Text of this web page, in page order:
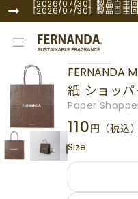
［2026/07/30］製品自主
［2026/07/30］製品自主
商品情報にスキップ
紙 ショッパ
Paper
110円 （税込）
FERNANDA
Size